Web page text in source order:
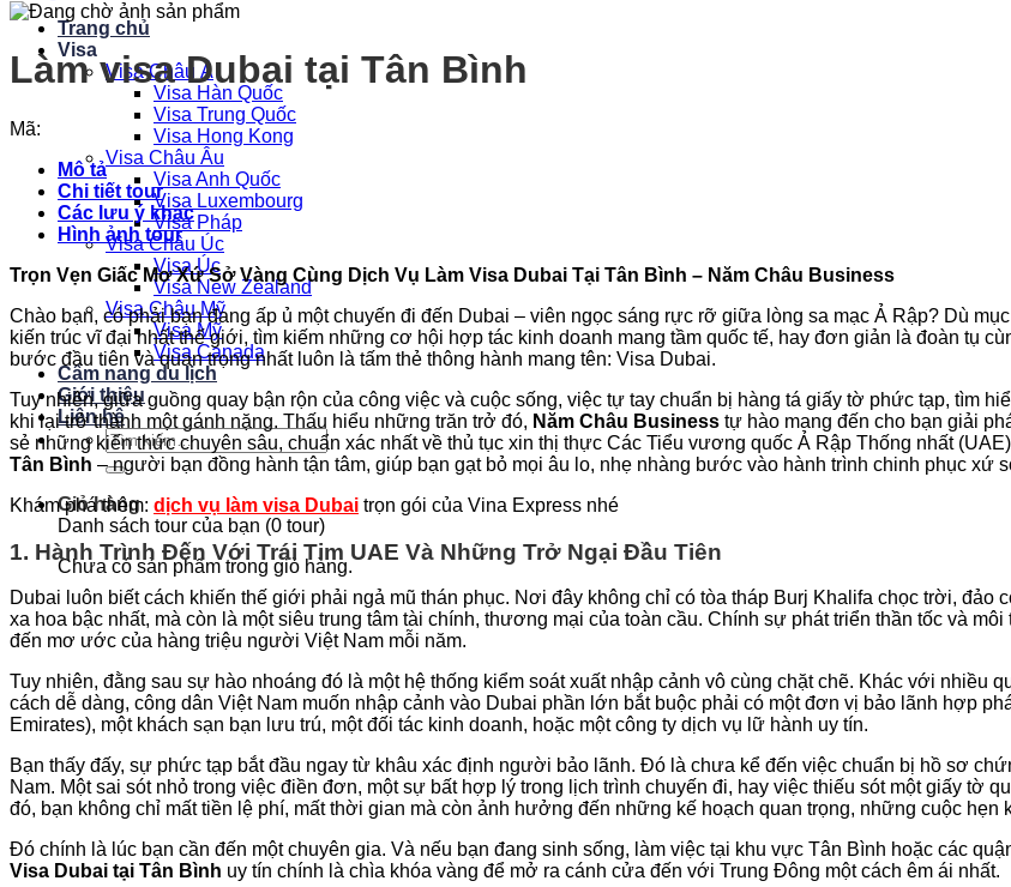
Trang chủ
Visa
Visa Châu Á
Visa Hàn Quốc
Visa Trung Quốc
Visa Hong Kong
Visa Châu Âu
Visa Anh Quốc
Visa Luxembourg
Visa Pháp
Visa Châu Úc
Visa Úc
Visa New Zealand
Visa Châu Mỹ
Visa Mỹ
Visa Canada
Cẩm nang du lịch
Giới thiệu
Liên hệ
Tìm
kiếm:
Giỏ hàng
Danh sách tour của bạn (0 tour)
Chưa có sản phẩm trong giỏ hàng.
Làm visa Dubai tại Tân Bình
Mã:
Mô tả
Chi tiết tour
Các lưu ý khác
Hình ảnh tour
Trọn Vẹn Giấc Mơ Xứ Sở Vàng Cùng Dịch Vụ Làm Visa Dubai Tại Tân Bình – Năm Châu Business
Chào bạn, có phải bạn đang ấp ủ một chuyến đi đến Dubai – viên ngọc sáng rực rỡ giữa lòng sa mạc Ả Rập? Dù
kiến trúc vĩ đại nhất thế giới, tìm kiếm những cơ hội hợp tác kinh doanh mang tầm quốc tế, hay đơn giản là đoàn tụ
bước đầu tiên và quan trọng nhất luôn là tấm thẻ thông hành mang tên: Visa Dubai.
Tuy nhiên, giữa guồng quay bận rộn của công việc và cuộc sống, việc tự tay chuẩn bị hàng tá giấy tờ phức tạp, tìm
khi lại trở thành một gánh nặng. Thấu hiểu những trăn trở đó, Năm Châu Business tự hào mang đến cho bạn giải
sẻ những kiến thức chuyên sâu, chuẩn xác nhất về thủ tục xin thị thực Các Tiểu vương quốc Ả Rập Thống nhất
Tân Bình – người bạn đồng hành tận tâm, giúp bạn gạt bỏ mọi âu lo, nhẹ nhàng bước vào hành trình chinh phục xứ
Khám phá thêm: dịch vụ làm visa Dubai trọn gói của Vina Express nhé
1. Hành Trình Đến Với Trái Tim UAE Và Những Trở Ngại Đầu Tiên
Dubai luôn biết cách khiến thế giới phải ngả mũ thán phục. Nơi đây không chỉ có tòa tháp Burj Khalifa chọc trời, đảo
xa hoa bậc nhất, mà còn là một siêu trung tâm tài chính, thương mại của toàn cầu. Chính sự phát triển thần tốc và
đến mơ ước của hàng triệu người Việt Nam mỗi năm.
Tuy nhiên, đằng sau sự hào nhoáng đó là một hệ thống kiểm soát xuất nhập cảnh vô cùng chặt chẽ. Khác với nhiều
cách dễ dàng, công dân Việt Nam muốn nhập cảnh vào Dubai phần lớn bắt buộc phải có một đơn vị bảo lãnh hợp
Emirates), một khách sạn bạn lưu trú, một đối tác kinh doanh, hoặc một công ty dịch vụ lữ hành uy tín.
Bạn thấy đấy, sự phức tạp bắt đầu ngay từ khâu xác định người bảo lãnh. Đó là chưa kể đến việc chuẩn bị hồ sơ
Nam. Một sai sót nhỏ trong việc điền đơn, một sự bất hợp lý trong lịch trình chuyến đi, hay việc thiếu sót một giấy tờ
đó, bạn không chỉ mất tiền lệ phí, mất thời gian mà còn ảnh hưởng đến những kế hoạch quan trọng, những cuộc hẹn
Đó chính là lúc bạn cần đến một chuyên gia. Và nếu bạn đang sinh sống, làm việc tại khu vực Tân Bình hoặc các
Visa Dubai tại Tân Bình uy tín chính là chìa khóa vàng để mở ra cánh cửa đến với Trung Đông một cách êm ái nhất.